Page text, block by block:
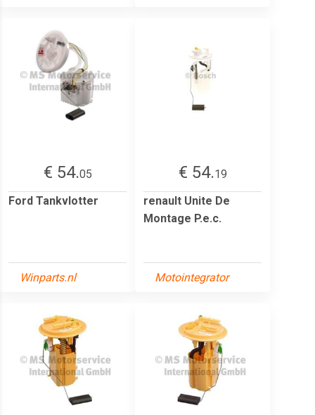
€ 54.05
Ford Tankvlotter
Winparts.nl
€ 54.19
renault Unite De
Montage P.e.c.
Motointegrator